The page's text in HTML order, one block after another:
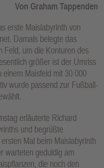
Von Graham Tappenden
erste Maislabyrinth von
Damals belegte das
Feld, um die Konturen des
größer ist der Umriss
einem Maisfeld mit 30 000
wurde passend zur Fußball-
erläuterte Richard
und begrüßte
Mal beim Maislabyrinth
warteten geduldig am
die noch den